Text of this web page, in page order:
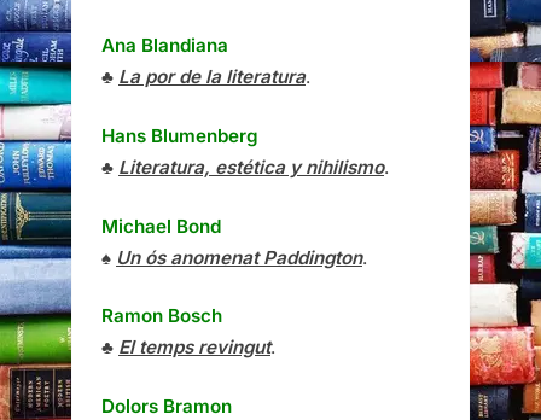
Ana Blandiana
♣ La por de la literatura.
Hans Blumenberg
♣ Literatura, estética y nihilismo.
Michael Bond
♠ Un ós anomenat Paddington.
Ramon Bosch
♣ El temps revingut.
Dolors Bramon